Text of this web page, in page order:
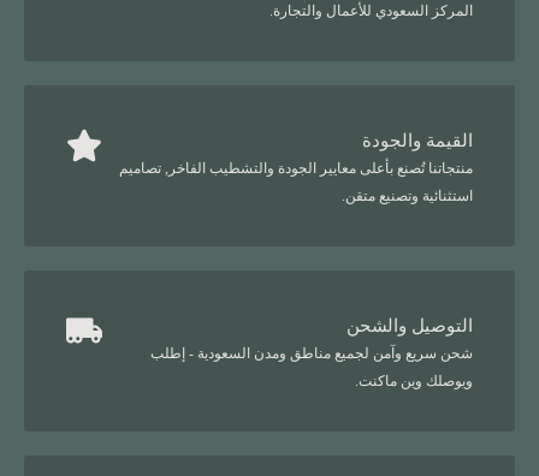
المركز السعودي للأعمال والتجارة.
القيمة والجودة
منتجاتنا تُصنع بأعلى معايير الجودة والتشطيب الفاخر, تصاميم
استثنائية وتصنيع متقن.
التوصيل والشحن
شحن سريع وآمن لجميع مناطق ومدن السعودية - إطلب
ويوصلك وين ماكنت.